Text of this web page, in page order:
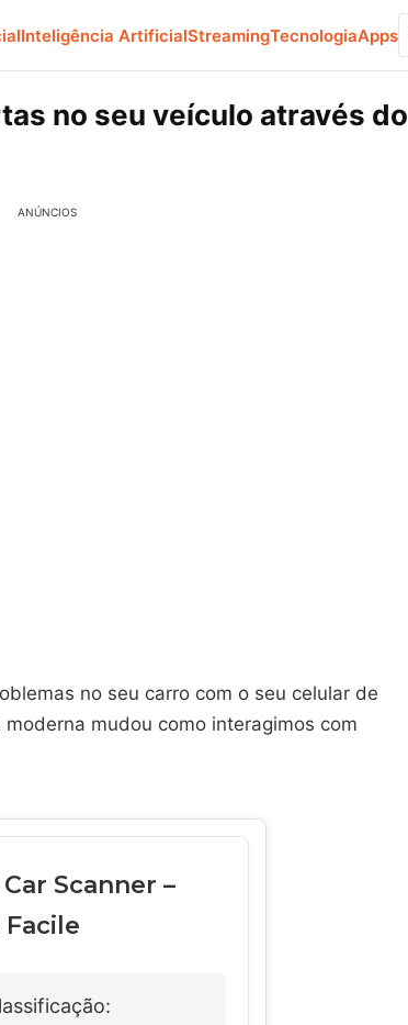
Inteligência ArtificialStreamingTecnologiaApps
no seu veículo através do
ANÚNCIOS
no seu carro com o seu celular de
mudou como interagimos com
Scanner –
Facile